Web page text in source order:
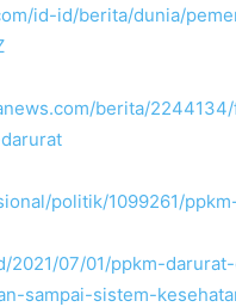
id-id/berita/dunia/
berita/
politik/1099261/
2021/07/01/ppkm-
sampai-sistem-